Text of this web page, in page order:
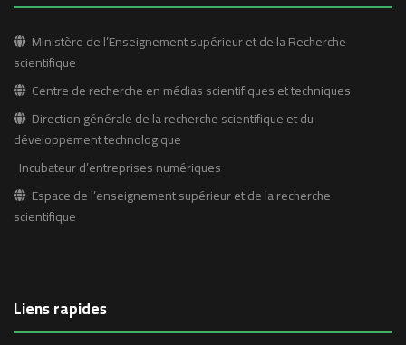
Ministère de l’Enseignement supérieur et de la Recherche
scientifique
Centre de recherche en médias scientifiques et techniques
Direction générale de la recherche scientifique et du
développement technologique
Incubateur d’entreprises numériques
Espace de l’enseignement supérieur et de la recherche
scientifique
Liens rapides